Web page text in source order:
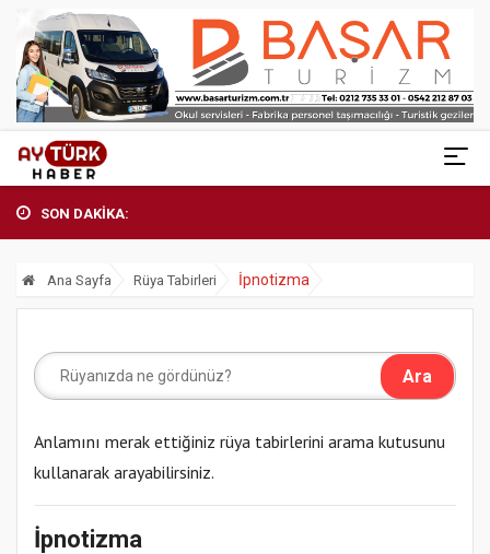
SON DAKİKA:
Ana Sayfa Rüya Tabirleri İpnotizma
Anlamını merak ettiğiniz rüya tabirlerini arama kutusunu
kullanarak arayabilirsiniz.
İpnotizma